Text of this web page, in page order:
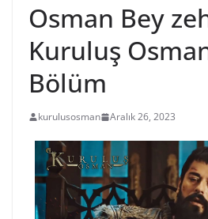
Osman Bey
Kuruluş
Bölüm
kurulusosman Aralık 26, 2023